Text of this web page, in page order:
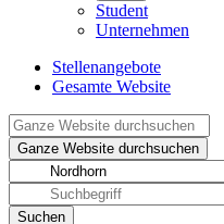
Student
Unternehmen
Stellenangebote
Gesamte Website